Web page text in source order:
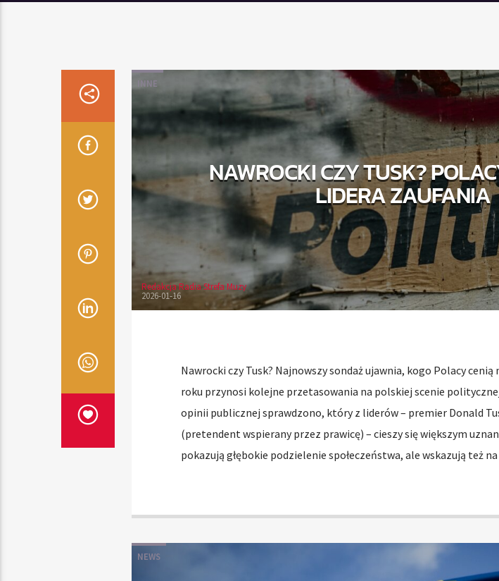
INNE
NAWROCKI CZY TUSK?
LIDERA ZAUFANIA
Redakcja Radia Strefa Muzy
2026-01-16
Nawrocki czy Tusk? Najnowszy sondaż ujawnia, kogo Polacy
roku przynosi kolejne przetasowania na polskiej scenie
opinii publicznej sprawdzono, który z liderów – premier Donald
(pretendent wspierany przez prawicę) – cieszy się większym
pokazują głębokie podzielenie społeczeństwa, ale wskazują też
NEWS